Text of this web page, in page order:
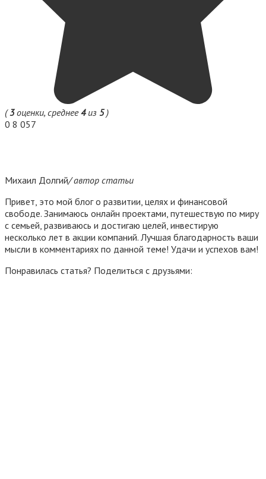
(3оценки, среднее4из 5)
0 8 057
Михаил Долгий/ автор статьи
Привет, это мой блог о развитии, целях и финансовой
свободе. Занимаюсь онлайн проектами, путешествую по миру
с семьей, развиваюсь и достигаю целей, инвестирую
несколько лет в акции компаний. Лучшая благодарность ваши
мысли в комментариях по данной теме! Удачи и успехов вам!
Понравилась статья? Поделиться с друзьями: